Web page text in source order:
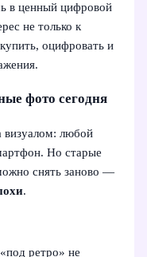
в ценный цифровой
не только к
оцифровать и
фото сегодня
визуалом: любой
Но старые
снять заново —
.
ретро» не